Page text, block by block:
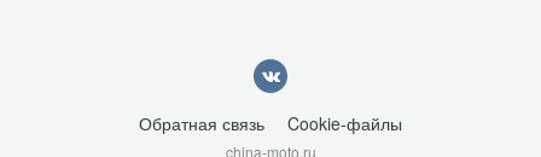
Обратная связь Cookie-файлы
china-moto.ru